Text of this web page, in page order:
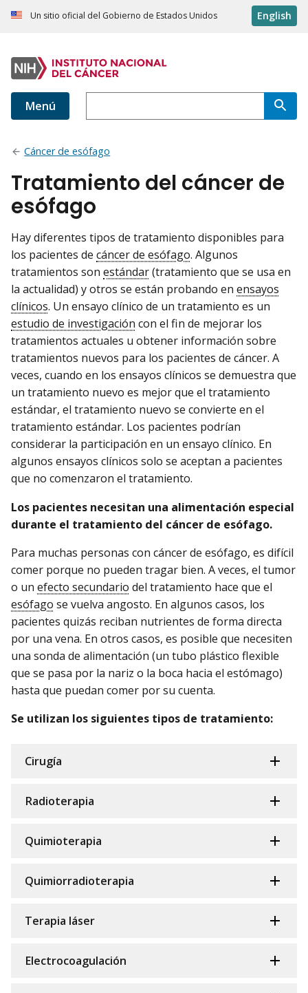
Un sitio oficial del Gobierno de Estados Unidos English
Menú
Cáncer de esófago
Tratamiento del cáncer de
esófago
Hay diferentes tipos de tratamiento disponibles para
los pacientes de cáncer de esófago. Algunos
tratamientos son estándar(tratamiento que se usa en
la actualidad) y otros se están probando en ensayos
clínicos. Un ensayo clínico de un tratamiento es un
estudio de investigación con el fin de mejorar los
tratamientos actuales u obtener información sobre
tratamientos nuevos para los pacientes de cáncer. A
veces, cuando en los ensayos clínicos se demuestra que
un tratamiento nuevo es mejor que el tratamiento
estándar, el tratamiento nuevo se convierte en el
tratamiento estándar. Los pacientes podrían
considerar la participación en un ensayo clínico. En
algunos ensayos clínicos solo se aceptan a pacientes
que no comenzaron el tratamiento.
Los pacientes necesitan una alimentación especial
durante el tratamiento del cáncer de esófago.
Para muchas personas con cáncer de esófago, es difícil
comer porque no pueden tragar bien. A veces, el tumor
o un efecto secundario del tratamiento hace que el
esófago se vuelva angosto. En algunos casos, los
pacientes quizás reciban nutrientes de forma directa
por una vena. En otros casos, es posible que necesiten
una sonda de alimentación (un tubo plástico flexible
que se pasa por la nariz o la boca hacia el estómago)
hasta que puedan comer por su cuenta.
Se utilizan los siguientes tipos de tratamiento:
Cirugía
Radioterapia
Quimioterapia
Quimiorradioterapia
Terapia láser
Electrocoagulación